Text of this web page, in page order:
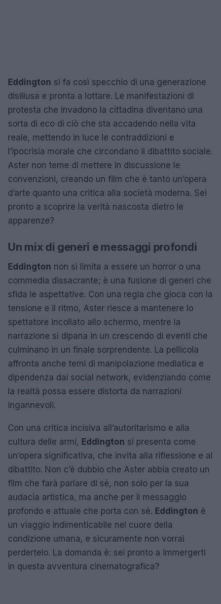
Eddington si fa così specchio di una generazione
disillusa e pronta a lottare. Le manifestazioni di
protesta che invadono la cittadina diventano una
sorta di eco di ciò che sta accadendo nella vita
reale, mettendo in luce le contraddizioni e
l’ipocrisia morale che circondano il dibattito sociale.
Aster non teme di mettere in discussione le
convenzioni, creando un film che è tanto un’opera
d’arte quanto una critica alla società moderna. Sei
pronto a scoprire la verità nascosta dietro le
apparenze?
Un mix di generi e messaggi profondi
Eddington non si limita a essere un horror o una
commedia dissacrante; è una fusione di generi che
sfida le aspettative. Con una regia che gioca con la
tensione e il ritmo, Aster riesce a mantenere lo
spettatore incollato allo schermo, mentre la
narrazione si dipana in un crescendo di eventi che
culminano in un finale sorprendente. La pellicola
affronta anche temi di manipolazione mediatica e
dipendenza dai social network, evidenziando come
la realtà possa essere distorta da narrazioni
ingannevoli.
Con una critica incisiva all’autoritarismo e alla
cultura delle armi, Eddington si presenta come
un’opera significativa, che invita alla riflessione e al
dibattito. Non c’è dubbio che Aster abbia creato un
film che farà parlare di sé, non solo per la sua
audacia artistica, ma anche per il messaggio
profondo e attuale che porta con sé. Eddington è
un viaggio indimenticabile nel cuore della
condizione umana, e sicuramente non vorrai
perdertelo. La domanda è: sei pronto a immergerti
in questa avventura cinematografica?